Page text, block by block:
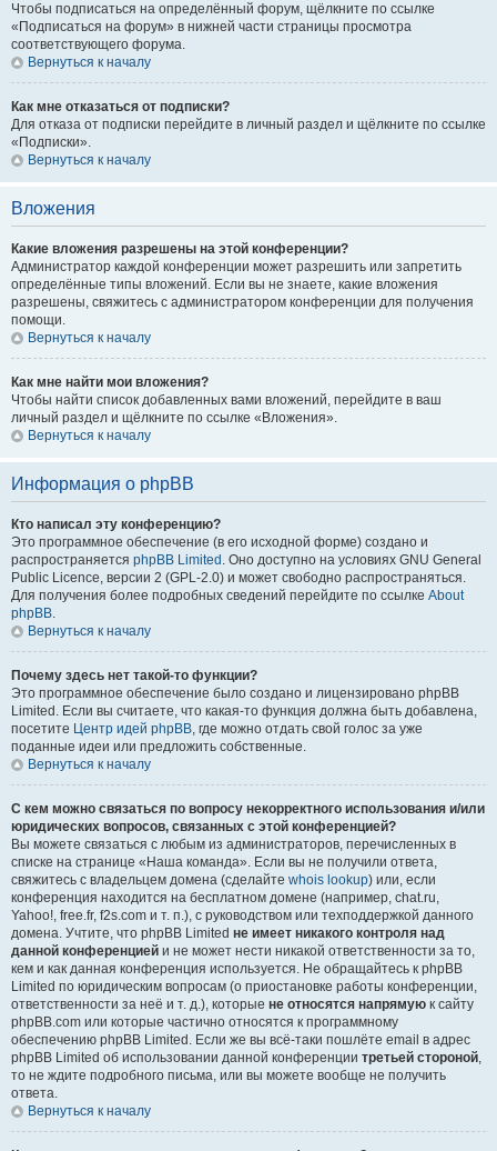
Чтобы подписаться на определённый форум, щёлкните по ссылке
«Подписаться на форум» в нижней части страницы просмотра
соответствующего форума.
Вернуться к началу
Как мне отказаться от подписки?
Для отказа от подписки перейдите в личный раздел и щёлкните по ссылке
«Подписки».
Вернуться к началу
Вложения
Какие вложения разрешены на этой конференции?
Администратор каждой конференции может разрешить или запретить
определённые типы вложений. Если вы не знаете, какие вложения
разрешены, свяжитесь с администратором конференции для получения
помощи.
Вернуться к началу
Как мне найти мои вложения?
Чтобы найти список добавленных вами вложений, перейдите в ваш
личный раздел и щёлкните по ссылке «Вложения».
Вернуться к началу
Информация о phpBB
Кто написал эту конференцию?
Это программное обеспечение (в его исходной форме) создано и
распространяется phpBB Limited . Оно доступно на условиях GNU General
Public Licence, версии 2 (GPL-2.0) и может свободно распространяться.
Для получения более подробных сведений перейдите по ссылке About
phpBB.
Вернуться к началу
Почему здесь нет такой-то функции?
Это программное обеспечение было создано и лицензировано phpBB
Limited. Если вы считаете, что какая-то функция должна быть добавлена,
посетите Центр идей phpBB, где можно отдать свой голос за уже
поданные идеи или предложить собственные.
Вернуться к началу
С кем можно связаться по вопросу некорректного использования и/или
юридических вопросов, связанных с этой конференцией?
Вы можете связаться с любым из администраторов, перечисленных в
списке на странице «Наша команда». Если вы не получили ответа,
свяжитесь с владельцем домена (сделайте whois lookup) или, если
конференция находится на бесплатном домене (например, chat.ru,
Yahoo!, free.fr, f2s.com и т. п.), с руководством или техподдержкой данного
домена. Учтите, что phpBB Limited не имеет никакого контроля над
данной конференцией и не может нести никакой ответственности за то,
кем и как данная конференция используется. Не обращайтесь к phpBB
Limited по юридическим вопросам (о приостановке работы конференции,
ответственности за неё и т. д.), которые не относятся напрямую к сайту
phpBB.com или которые частично относятся к программному
обеспечению phpBB Limited. Если же вы всё-таки пошлёте email в адрес
phpBB Limited об использовании данной конференции третьей стороной,
то не ждите подробного письма, или вы можете вообще не получить
ответа.
Вернуться к началу